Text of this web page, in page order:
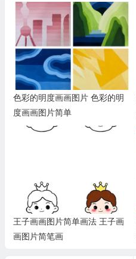
色彩的明度画画图片 色彩的明
度画画图片简单
王子画画图片简单画法 王子画
画图片简笔画